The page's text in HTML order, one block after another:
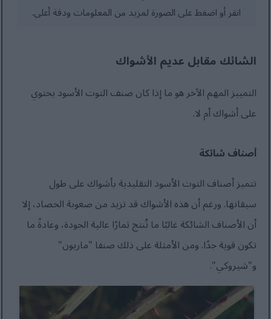
انقر أو اضغط على الصورة لمزيد من المعلومات ودقة أعلى.
الشائك مقابل عديم الأشواك
التمييز المهم الآخر هو ما إذا كان صنف التوت الأسود يحتوي
على أشواك أم لا.
أصناف شائكة
تتميز أصناف التوت الأسود التقليدية بأشواك على طول
سيقانها. ورغم أن هذه الأشواك قد تزيد من صعوبة الحصاد، إلا
أن الأصناف الشائكة غالبًا ما تُنتج ثمارًا عالية الجودة، وعادةً ما
تكون قوية جدًا. ومن الأمثلة على ذلك صنفا "ماريون"
و"شيروكي".